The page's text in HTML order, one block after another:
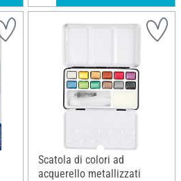
Scatola di colori ad
acquerello metallizzati